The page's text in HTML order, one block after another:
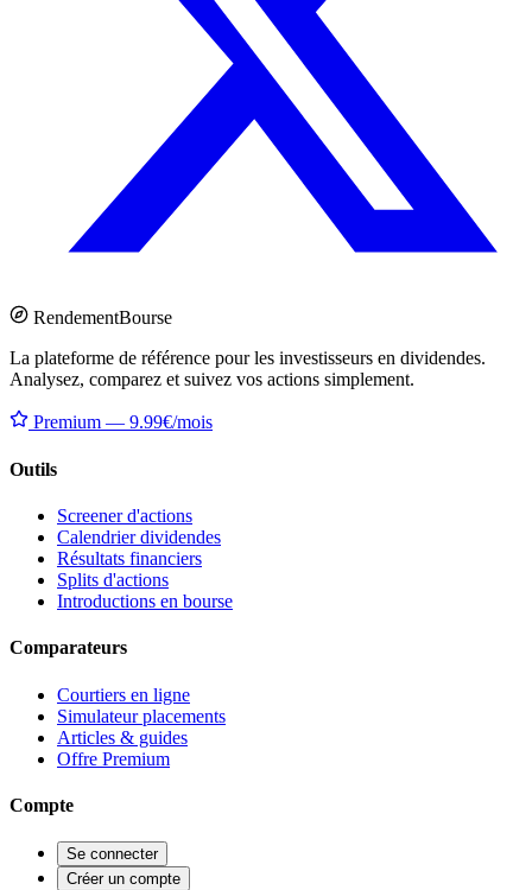
RendementBourse
La plateforme de référence pour les investisseurs en dividendes.
Analysez, comparez et suivez vos actions simplement.
Premium — 9.99€/mois
Outils
Screener d'actions
Calendrier dividendes
Résultats financiers
Splits d'actions
Introductions en bourse
Comparateurs
Courtiers en ligne
Simulateur placements
Articles & guides
Offre Premium
Compte
Se connecter
Créer un compte